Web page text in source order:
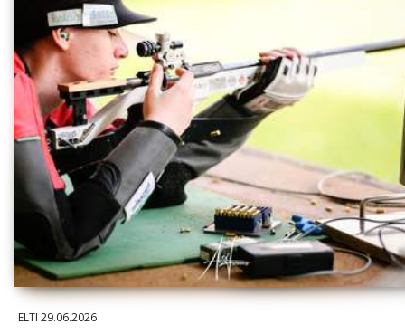
ELTI 29.06.2026